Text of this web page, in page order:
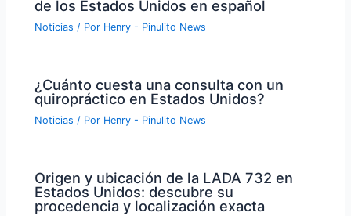
de los Estados Unidos en español
Noticias / Por Henry - Pinulito News
¿Cuánto cuesta una consulta con un
quiropráctico en Estados Unidos?
Noticias / Por Henry - Pinulito News
Origen y ubicación de la LADA 732 en
Estados Unidos: descubre su
procedencia y localización exacta